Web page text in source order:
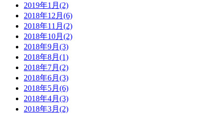
2019年1月(2)
2018年12月(6)
2018年11月(2)
2018年10月(2)
2018年9月(3)
2018年8月(1)
2018年7月(2)
2018年6月(3)
2018年5月(6)
2018年4月(3)
2018年3月(2)